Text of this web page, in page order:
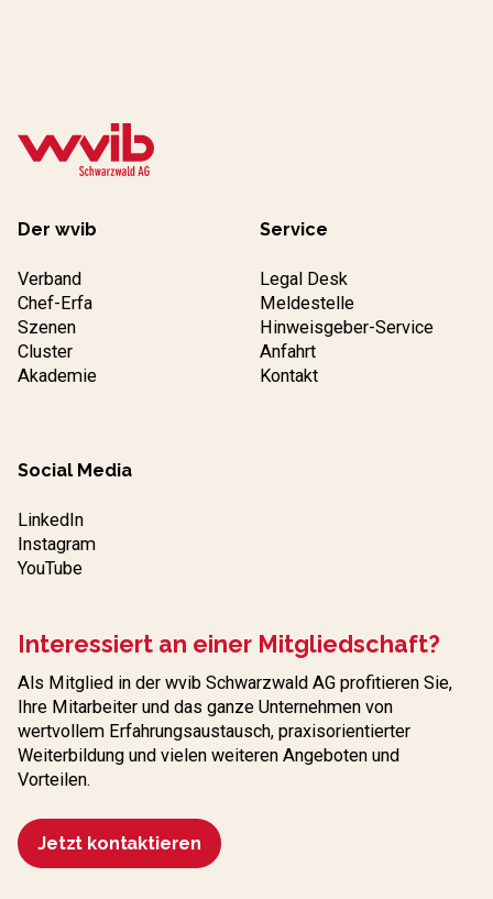
Der wvib
Verband
Chef-Erfa
Szenen
Cluster
Akademie
Service
Legal Desk
Meldestelle
Hinweisgeber-Service
Anfahrt
Kontakt
Social Media
LinkedIn
Instagram
YouTube
Interessiert an einer Mitgliedschaft?
Als Mitglied in der wvib Schwarzwald AG profitieren Sie,
Ihre Mitarbeiter und das ganze Unternehmen von
wertvollem Erfahrungs­austausch, praxisorientierter
Weiterbildung und vielen weiteren Angeboten und
Vorteilen.
Jetzt kontaktieren